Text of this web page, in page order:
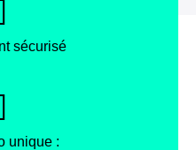
sécurisé
unique :